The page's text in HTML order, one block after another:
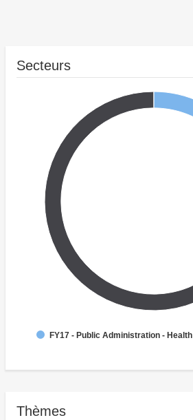
Secteurs
FY17 - Public Administration - Health
Thèmes